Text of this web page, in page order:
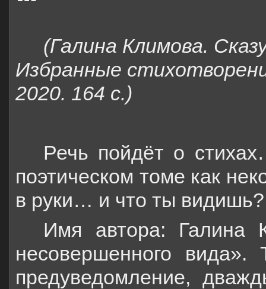
(Галина Климова.
Избранные
2020. 164 с.)
Речь пойдёт о
поэтическом томе как
в руки… и что ты видишь?
Имя автора: Галина
несовершенного вида».
предуведомление,